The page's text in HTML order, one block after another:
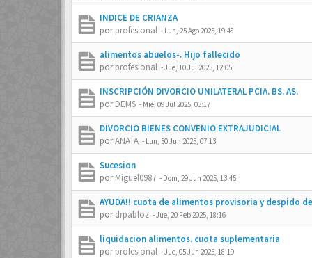
INDICE DE CRIANZA
porprofesional - Lun, 25 Ago 2025, 19:48
alimentos abuelos-. Hijo fallecido
porprofesional -Jue, 10 Jul 2025, 12:05
INSCRIPCIÓN DIVORCIO UNILATERAL PCIA. BS. AS.
porDEMS - Mié, 09 Jul 2025, 03:17
DIVORCIO BIENES CONVENIO EXTRAJUDICIAL
porANATA - Lun, 30 Jun 2025, 07:13
Sucesion
porMiguel0987 - Dom, 29 Jun 2025, 13:45
AYUDA!! cuota de alimentos provisoria y despido
pordrpabloz -Jue, 20 Feb 2025, 18:16
liquidacion alimentos. cuota suplementaria
porprofesional -Jue, 05 Jun 2025, 18:19